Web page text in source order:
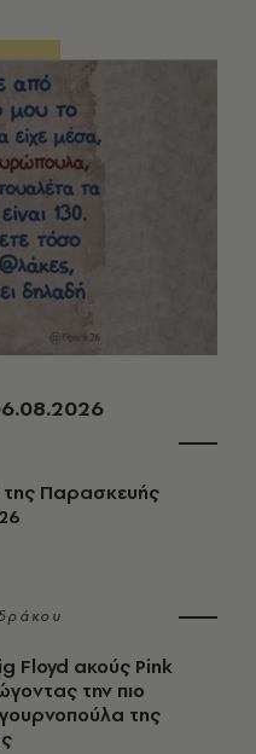
της Παρασκευής
Floyd ακούς Pink
την πιο
της